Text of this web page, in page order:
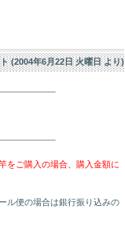
(2004年6月22日 火曜日 より)
をご購入の場合、購入金額に
ル便の場合は銀行振り込みの